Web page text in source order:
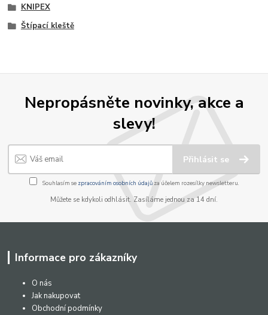
KNIPEX
Štípací kleště
Nepropásněte novinky, akce a
slevy!
Přihlásit se
Souhlasím se zpracováním osobních údajůza účelem rozesílky newsletteru.
Můžete se kdykoli odhlásit. Zasíláme jednou za 14 dní.
Informace pro zákazníky
O nás
Jak nakupovat
Obchodní podmínky